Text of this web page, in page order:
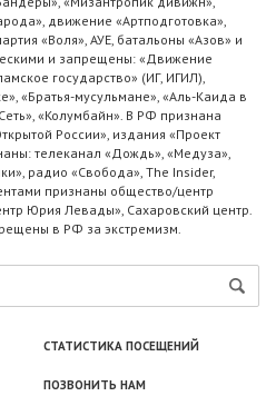
движение «Артподготовка»,
«Воля», АУЕ, батальоны «Азов» и
и запрещены: «Движение
государство» (ИГ, ИГИЛ),
«Братья-мусульмане», «Аль-Каида в
«Колумбайн». В РФ признана
России», издания «Проект
телеканал «Дождь», «Медуза»,
радио «Свобода», The Insider,
признаны общество/центр
Юрия Левады», Сахаровский центр.
в РФ за экстремизм.
СТАТИСТИКА ПОСЕЩЕНИЙ
ПОЗВОНИТЬ НАМ